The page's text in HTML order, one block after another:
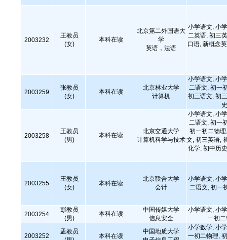
2003232
王教员
(女)
本科在读
北京第二外国语大
学
英语，法语
小学语文, 小
二英语, 初三
口语, 新概念
2003259
张教员
(女)
本科在读
北京林业大学
计算机
小学语文, 小
二语文, 初一
初三语文, 初
2003258
王教员
(男)
本科在读
北京交通大学
计算机科学与技术
小学语文, 小
二语文, 初一
初一初二物
文, 初三英语,
化学, 初中历
2003255
王教员
(女)
本科在读
北京联合大学
会计
小学语文, 小
二语文, 初一
2003254
彭教员
(男)
本科在读
中国传媒大学
信息安全
小学语文, 小
一初
2003252
孟教员
本科在读
中国地质大学
小学数学, 小
一初二物理,